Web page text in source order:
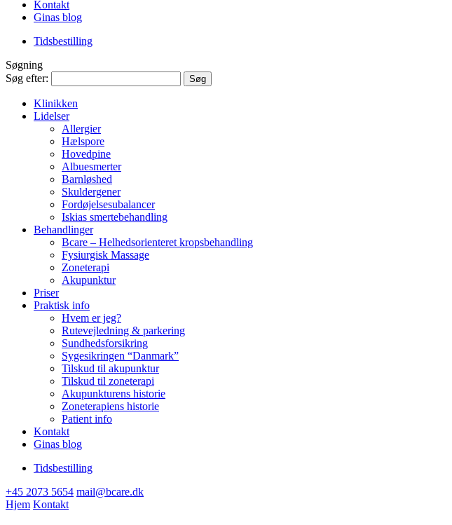
Kontakt
Ginas blog
Tidsbestilling
Søgning
Søg efter:
Klinikken
Lidelser
Allergier
Hælspore
Hovedpine
Albuesmerter
Barnløshed
Skuldergener
Fordøjelsesubalancer
Iskias smertebehandling
Behandlinger
Bcare – Helhedsorienteret kropsbehandling
Fysiurgisk Massage
Zoneterapi
Akupunktur
Priser
Praktisk info
Hvem er jeg?
Rutevejledning & parkering
Sundhedsforsikring
Sygesikringen “Danmark”
Tilskud til akupunktur
Tilskud til zoneterapi
Akupunkturens historie
Zoneterapiens historie
Patient info
Kontakt
Ginas blog
Tidsbestilling
+45 2073 5654 mail@bcare.dk
Hjem Kontakt